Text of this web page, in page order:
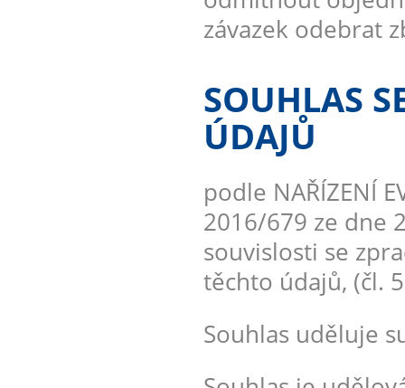
závazek odebrat
SOUHLAS
ÚDAJŮ
podle NAŘÍZENÍ
2016/679 ze dne
souvislosti se
těchto údajů, (čl.
Souhlas uděluje